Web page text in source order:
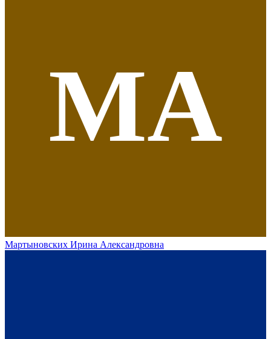
МА
Мартыновских Ирина Александровна